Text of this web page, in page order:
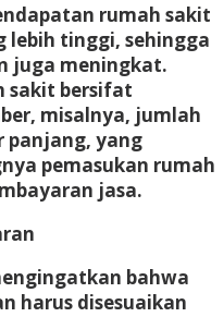
rumah sakit
lebih tinggi, sehingga
juga meningkat.
sakit bersifat
misalnya, jumlah
panjang, yang
pemasukan rumah
jasa.
bahwa
harus disesuaikan